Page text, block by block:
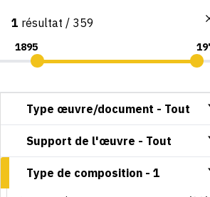
1 résultat / 359
Type œuvre/document - Tout
Support de l'œuvre - Tout
Type de composition - 1